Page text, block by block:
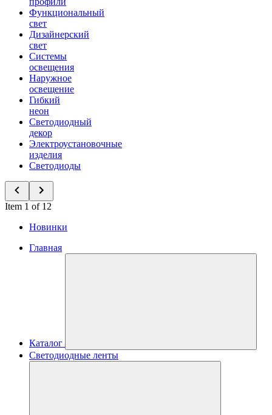
Функциональный
свет
Дизайнерский
свет
Системы
освещения
Наружное
освещение
Гибкий
неон
Светодиодный
декор
Электроустановочные
изделия
Светодиоды
Item 1 of 12
Новинки
Главная
Каталог
Светодиодные ленты